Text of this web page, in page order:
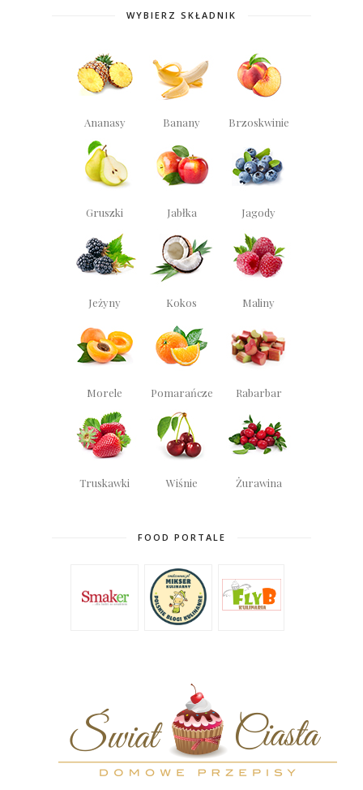
WYBIERZ SKŁADNIK
Ananasy Banany Brzoskwinie
Gruszki Jabłka Jagody
Jeżyny Kokos Maliny
Morele Pomarańcze Rabarbar
Truskawki Wiśnie Żurawina
FOOD PORTALE